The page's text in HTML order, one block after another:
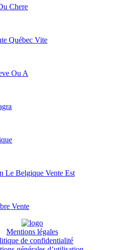
Chere
Québec Vite
Ou A
Le Belgique Vente Est
Vente
Mentions légales
de confidentialité